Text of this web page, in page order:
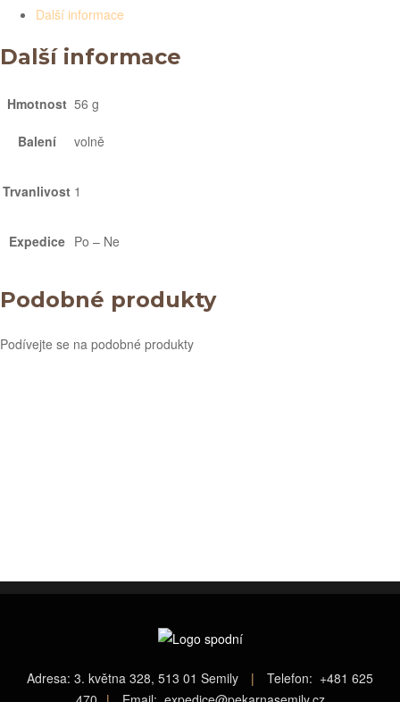
Další informace
Další informace
Hmotnost 56 g
Balení volně
Trvanlivost 1
Expedice Po – Ne
Podobné produkty
Podívejte se na podobné produkty
Adresa: 3. května 328, 513 01 Semily | Telefon: +481 625